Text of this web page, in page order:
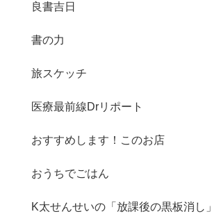
良書吉日
書の力
旅スケッチ
医療最前線Drリポート
おすすめします！このお店
おうちでごはん
K太せんせいの「放課後の黒板消し」